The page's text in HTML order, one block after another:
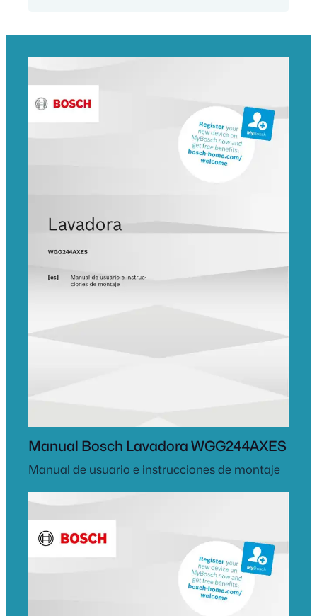
Manual Bosch Lavadora WGG244AXES
Manual de usuario e instrucciones de montaje